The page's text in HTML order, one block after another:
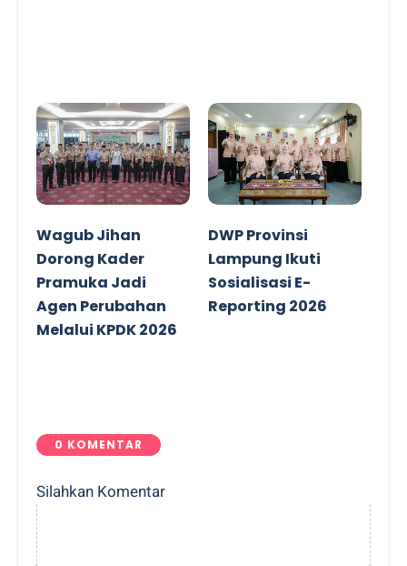
Wagub Jihan
Dorong Kader
Pramuka Jadi
Agen Perubahan
Melalui KPDK 2026
DWP Provinsi
Lampung Ikuti
Sosialisasi E-
Reporting 2026
0 KOMENTAR
Silahkan Komentar